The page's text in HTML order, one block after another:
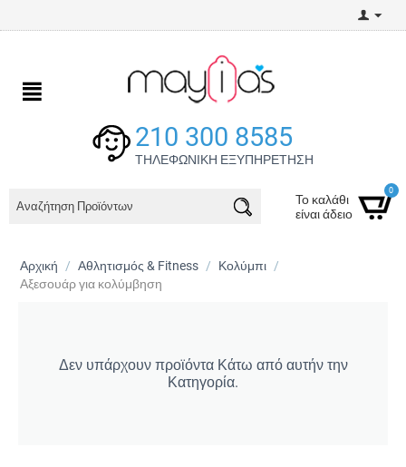
210 300 8585
ΤΗΛΕΦΩΝΙΚΗ ΕΞΥΠΗΡΕΤΗΣΗ
Το καλάθι
είναι άδειο
0
Αρχική / Αθλητισμός & Fitness / Κολύμπι /
Αξεσουάρ για κολύμβηση
Δεν υπάρχουν προϊόντα Κάτω από αυτήν την
Κατηγορία.